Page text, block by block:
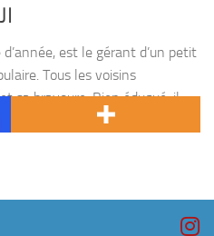
est le gérant d’un petit
Tous les voisins
sa bravoure. Bien éduqué, il